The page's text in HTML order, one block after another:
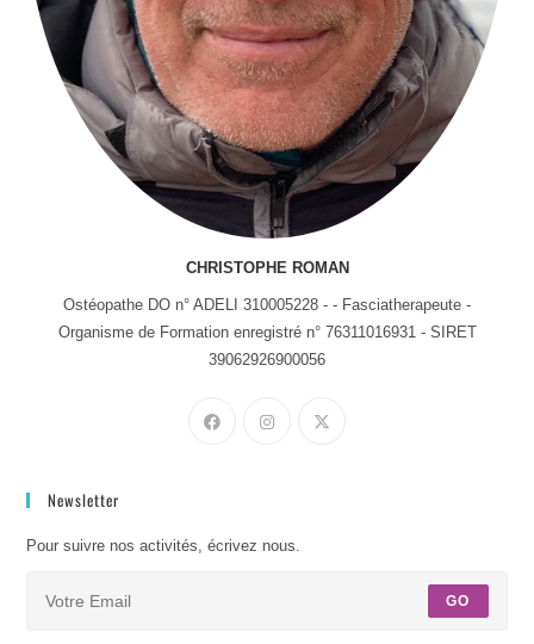
CHRISTOPHE ROMAN
Ostéopathe DO n° ADELI 310005228 - - Fasciatherapeute -
Organisme de Formation enregistré n° 76311016931 - SIRET
39062926900056
Newsletter
Pour suivre nos activités, écrivez nous.
GO